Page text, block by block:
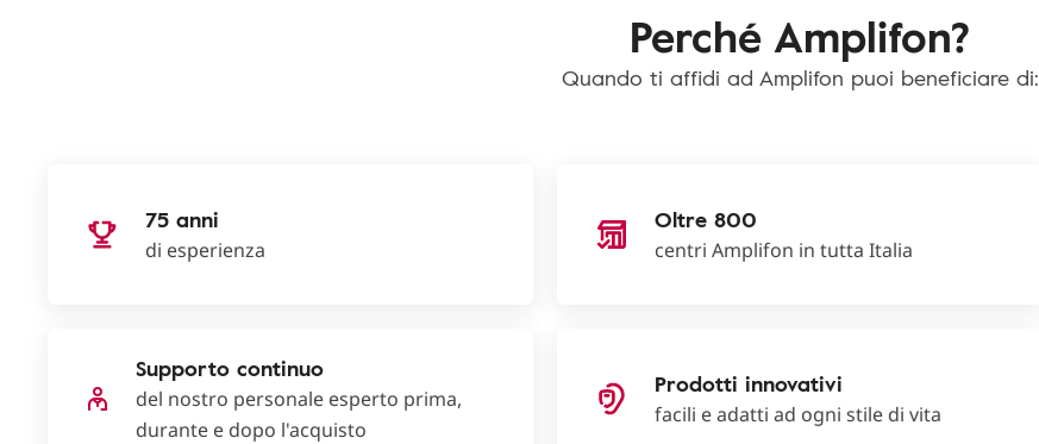
Perché Amplifon?
Quando ti affidi ad Amplifon puoi beneficiare di:
75 anni
di esperienza
Oltre 800
centri Amplifon in tutta Italia
Supporto continuo
del nostro personale esperto prima,
durante e dopo l'acquisto
Prodotti innovativi
facili e adatti ad ogni stile di vita